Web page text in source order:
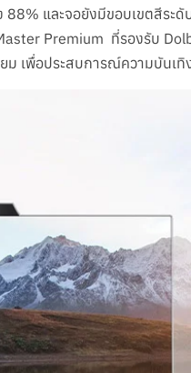
และจอยังมีขอบเขตสีระ
Premium ที่รองรับ
เพื่อประสบการณ์ความบันเทิ